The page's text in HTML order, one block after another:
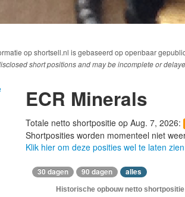
op shortsell.nl is gebaseerd op openbaar
short positions and may be incomplete or
ECR Minerals
Totale netto shortpositie op Aug. 7, 2026:
Shortposities worden momenteel niet
Klik hier om deze posities wel te laten zien
30 dagen 90 dagen alles
Historische opbouw netto